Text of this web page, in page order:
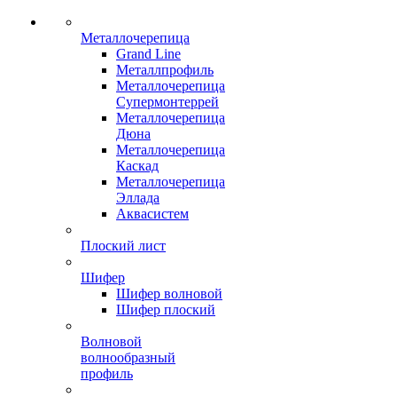
Металлочерепица
Grand Line
Металлпрофиль
Металлочерепица
Супермонтеррей
Металлочерепица
Дюна
Металлочерепица
Каскад
Металлочерепица
Эллада
Аквасистем
Плоский лист
Шифер
Шифер волновой
Шифер плоский
Волновой
волнообразный
профиль